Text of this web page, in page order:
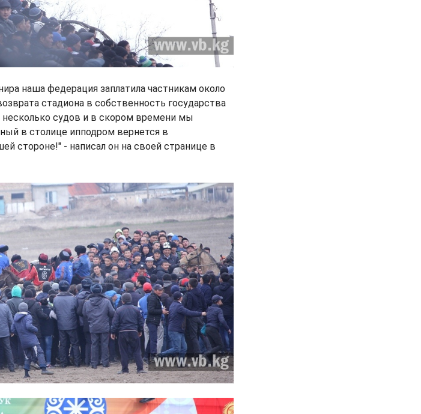
наша федерация заплатила частникам около
стадиона в собственность государства
судов и в скором времени мы
в столице ипподром вернется в
стороне!" - написал он на своей странице в